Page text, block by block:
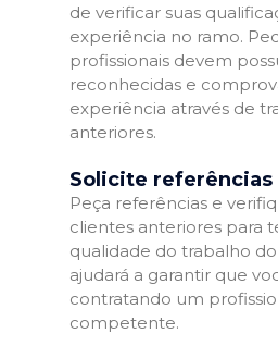
de verificar suas
experiência no ramo.
profissionais devem
reconhecidas e
experiência através de
anteriores.
Solicite referências
Peça referências e
clientes anteriores para
qualidade do trabalho
ajudará a garantir que
contratando um
competente.